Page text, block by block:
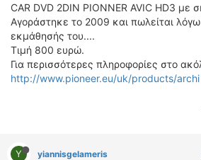
CAR DVD 2DIN PIONNER AVIC HD3 με
Αγοράστηκε το 2009 και πωλείται
εκμάθησής του....
Τιμή 800 ευρώ.
Για περισσότερες πληροφορίες στο
http://www.pioneer.eu/uk/products/archi
Y yiannisgelameris
ΔΟΚΙΜΕΣ ΕΛΑΣΤΙΚΩΝ
ΕΙΔΙΚΕΣ ΔΙΑΔΡΟΜΕΣ
ΟΔΟΙΠΟΡΙΚΑ
VIDEO
CANDID CAMERA